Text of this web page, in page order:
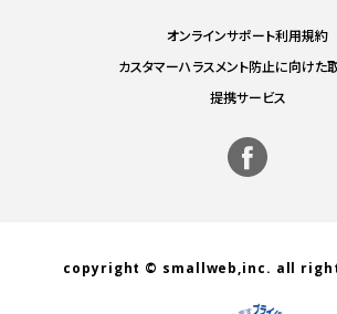
オンラインサポート利用規約
カスタマーハラスメント防止に向けた
提携サービス
copyright © smallweb,inc. all